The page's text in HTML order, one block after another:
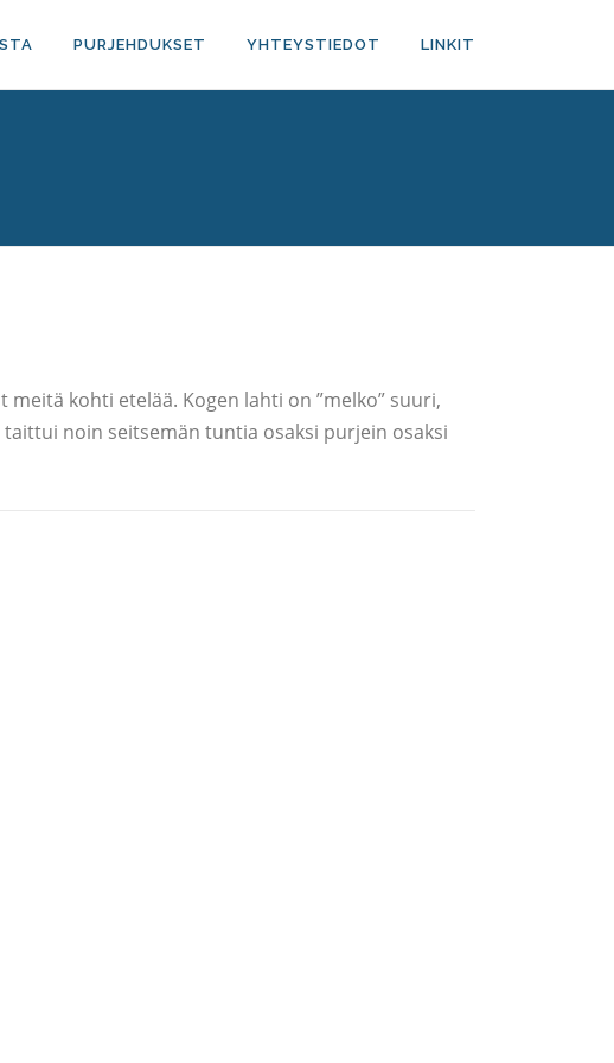
PURJEHDUKSET YHTEYSTIEDOT LINKIT
kohti etelää. Kogen lahti on ”melko” suuri,
noin seitsemän tuntia osaksi purjein osaksi